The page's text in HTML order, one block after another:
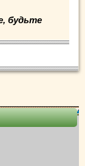
будьте